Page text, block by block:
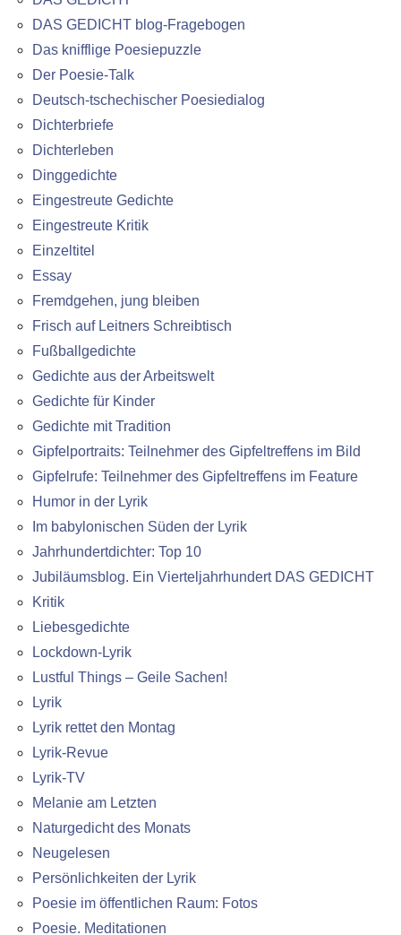
DAS GEDICHT blog-Fragebogen
Das knifflige Poesiepuzzle
Der Poesie-Talk
Deutsch-tschechischer Poesiedialog
Dichterbriefe
Dichterleben
Dinggedichte
Eingestreute Gedichte
Eingestreute Kritik
Einzeltitel
Essay
Fremdgehen, jung bleiben
Frisch auf Leitners Schreibtisch
Fußballgedichte
Gedichte aus der Arbeitswelt
Gedichte für Kinder
Gedichte mit Tradition
Gipfelportraits: Teilnehmer des Gipfeltreffens im Bild
Gipfelrufe: Teilnehmer des Gipfeltreffens im Feature
Humor in der Lyrik
Im babylonischen Süden der Lyrik
Jahrhundertdichter: Top 10
Jubiläumsblog. Ein Vierteljahrhundert DAS GEDICHT
Kritik
Liebesgedichte
Lockdown-Lyrik
Lustful Things – Geile Sachen!
Lyrik
Lyrik rettet den Montag
Lyrik-Revue
Lyrik-TV
Melanie am Letzten
Naturgedicht des Monats
Neugelesen
Persönlichkeiten der Lyrik
Poesie im öffentlichen Raum: Fotos
Poesie. Meditationen